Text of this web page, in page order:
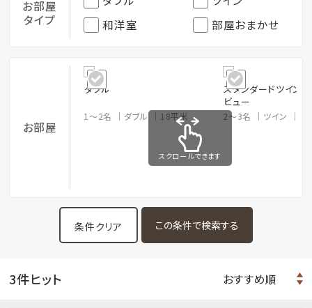
お部屋
タイプ
和洋室
部屋おまかせ
お部屋
ダブル
1～2名 ダブル 18平米
スタンダードツイン/
ビュー
2～3名 ツイン
スクロールできます
条件クリア
3件ヒット